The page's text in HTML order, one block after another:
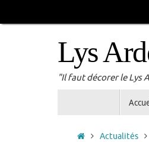
au
Lys
"Il faut décorer le Lys
Accueil
Actualités